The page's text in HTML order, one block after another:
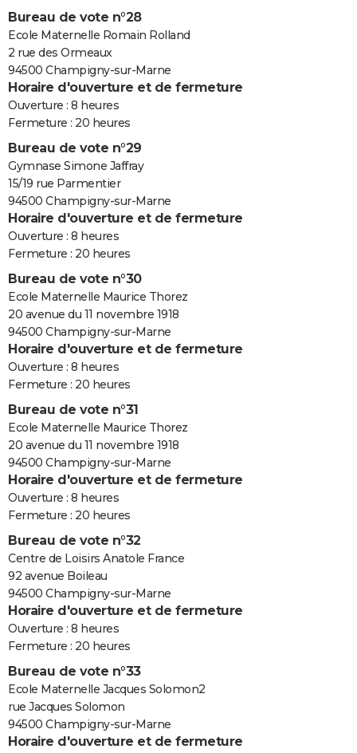
Bureau de vote n°28
Ecole Maternelle Romain Rolland
2 rue des Ormeaux
94500 Champigny-sur-Marne
Horaire d'ouverture et de fermeture
Ouverture : 8 heures
Fermeture : 20 heures
Bureau de vote n°29
Gymnase Simone Jaffray
15/19 rue Parmentier
94500 Champigny-sur-Marne
Horaire d'ouverture et de fermeture
Ouverture : 8 heures
Fermeture : 20 heures
Bureau de vote n°30
Ecole Maternelle Maurice Thorez
20 avenue du 11 novembre 1918
94500 Champigny-sur-Marne
Horaire d'ouverture et de fermeture
Ouverture : 8 heures
Fermeture : 20 heures
Bureau de vote n°31
Ecole Maternelle Maurice Thorez
20 avenue du 11 novembre 1918
94500 Champigny-sur-Marne
Horaire d'ouverture et de fermeture
Ouverture : 8 heures
Fermeture : 20 heures
Bureau de vote n°32
Centre de Loisirs Anatole France
92 avenue Boileau
94500 Champigny-sur-Marne
Horaire d'ouverture et de fermeture
Ouverture : 8 heures
Fermeture : 20 heures
Bureau de vote n°33
Ecole Maternelle Jacques Solomon2
rue Jacques Solomon
94500 Champigny-sur-Marne
Horaire d'ouverture et de fermeture